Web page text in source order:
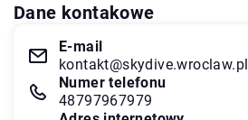
Dane kontakowe
E-mail
kontakt@skydive.wroclaw.pl
Numer telefonu
48797967979